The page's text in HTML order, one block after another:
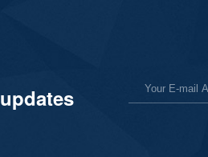
updates